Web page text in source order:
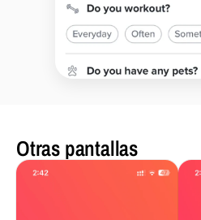
Otras pantallas